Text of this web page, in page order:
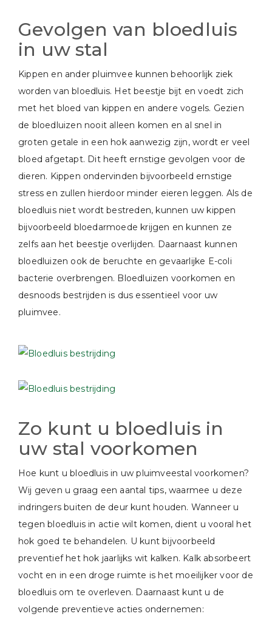
Gevolgen van bloedluis
in uw stal
Kippen en ander pluimvee kunnen behoorlijk ziek
worden van bloedluis. Het beestje bijt en voedt zich
met het bloed van kippen en andere vogels. Gezien
de bloedluizen nooit alleen komen en al snel in
groten getale in een hok aanwezig zijn, wordt er veel
bloed afgetapt. Dit heeft ernstige gevolgen voor de
dieren. Kippen ondervinden bijvoorbeeld ernstige
stress en zullen hierdoor minder eieren leggen. Als de
bloedluis niet wordt bestreden, kunnen uw kippen
bijvoorbeeld bloedarmoede krijgen en kunnen ze
zelfs aan het beestje overlijden. Daarnaast kunnen
bloedluizen ook de beruchte en gevaarlijke E-coli
bacterie overbrengen. Bloedluizen voorkomen en
desnoods bestrijden is dus essentieel voor uw
pluimvee.
Zo kunt u bloedluis in
uw stal voorkomen
Hoe kunt u bloedluis in uw pluimveestal voorkomen?
Wij geven u graag een aantal tips, waarmee u deze
indringers buiten de deur kunt houden. Wanneer u
tegen bloedluis in actie wilt komen, dient u vooral het
hok goed te behandelen. U kunt bijvoorbeeld
preventief het hok jaarlijks wit kalken. Kalk absorbeert
vocht en in een droge ruimte is het moeilijker voor de
bloedluis om te overleven. Daarnaast kunt u de
volgende preventieve acties ondernemen: